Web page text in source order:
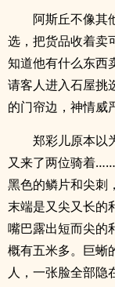
阿斯丘不像其
选，把货品收着卖
知道他有什么东西
请客人进入石屋挑
的门帘边，神情威
郑彩儿原本以
又来了两位骑着
黑色的鳞片和尖刺
末端是又尖又长的
嘴巴露出短而尖的
概有五米多。巨蜥
人，一张脸全部隐